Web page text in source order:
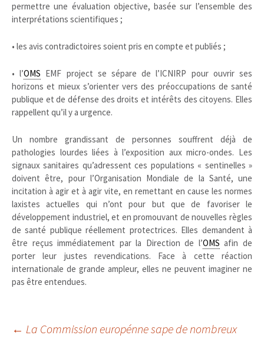
permettre une évaluation objective, basée sur l’ensemble des
interprétations scientifiques ;
• les avis contradictoires soient pris en compte et publiés ;
• l’OMS EMF project se sépare de l’ICNIRP pour ouvrir ses
horizons et mieux s’orienter vers des préoccupations de santé
publique et de défense des droits et intérêts des citoyens. Elles
rappellent qu’il y a urgence.
Un nombre grandissant de personnes souffrent déjà de
pathologies lourdes liées à l’exposition aux micro-ondes. Les
signaux sanitaires qu’adressent ces populations « sentinelles »
doivent être, pour l’Organisation Mondiale de la Santé, une
incitation à agir et à agir vite, en remettant en cause les normes
laxistes actuelles qui n’ont pour but que de favoriser le
développement industriel, et en promouvant de nouvelles règles
de santé publique réellement protectrices. Elles demandent à
être reçus immédiatement par la Direction de l’OMS afin de
porter leur justes revendications. Face à cette réaction
internationale de grande ampleur, elles ne peuvent imaginer ne
pas être entendues.
Navigation
← La Commission europénne sape de nombreux